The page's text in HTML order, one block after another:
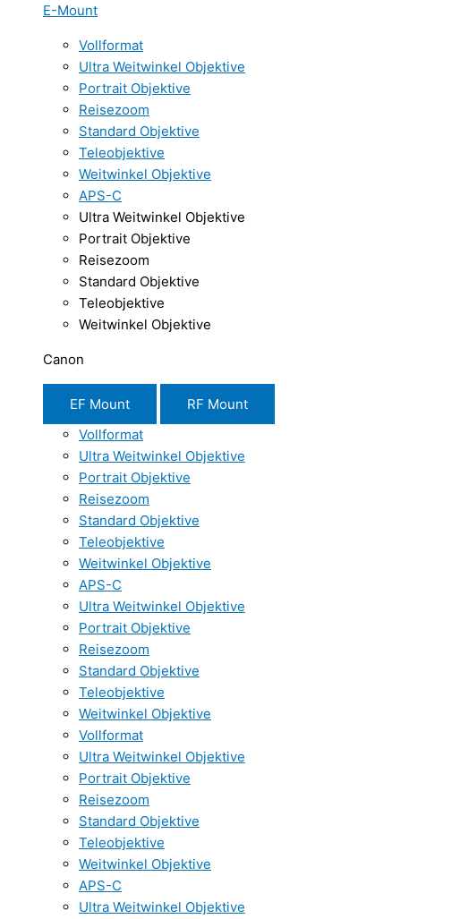
E-Mount
Vollformat
Ultra Weitwinkel Objektive
Portrait Objektive
Reisezoom
Standard Objektive
Teleobjektive
Weitwinkel Objektive
APS-C
Ultra Weitwinkel Objektive
Portrait Objektive
Reisezoom
Standard Objektive
Teleobjektive
Weitwinkel Objektive
Canon
EF Mount
RF Mount
Vollformat
Ultra Weitwinkel Objektive
Portrait Objektive
Reisezoom
Standard Objektive
Teleobjektive
Weitwinkel Objektive
APS-C
Ultra Weitwinkel Objektive
Portrait Objektive
Reisezoom
Standard Objektive
Teleobjektive
Weitwinkel Objektive
Vollformat
Ultra Weitwinkel Objektive
Portrait Objektive
Reisezoom
Standard Objektive
Teleobjektive
Weitwinkel Objektive
APS-C
Ultra Weitwinkel Objektive